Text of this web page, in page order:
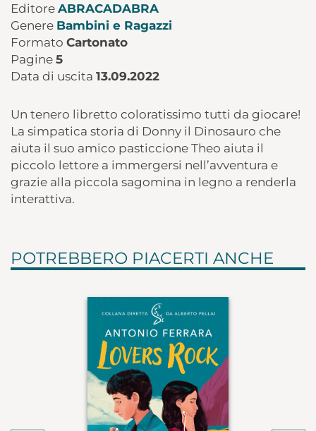
Editore ABRACADABRA
Genere Bambini e Ragazzi
Formato Cartonato
Pagine 5
Data di uscita 13.09.2022
Un tenero libretto coloratissimo tutti da giocare!
La simpatica storia di Donny il Dinosauro che
aiuta il suo amico pasticcione Theo aiuta il
piccolo lettore a immergersi nell’avventura e
grazie alla piccola sagomina in legno a renderla
interattiva.
POTREBBERO PIACERTI ANCHE